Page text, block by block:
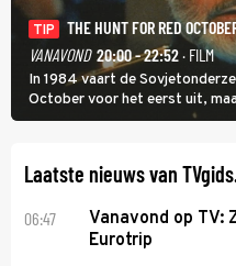
TIP
THE HUNT FOR RED
VANAVOND 20:00 - 22:52· FILM
In 1984 vaart de
October voor het eerst uit,
Marko Ramius?
Laatste nieuws van
06:47
Vanavond op TV:
Eurotrip